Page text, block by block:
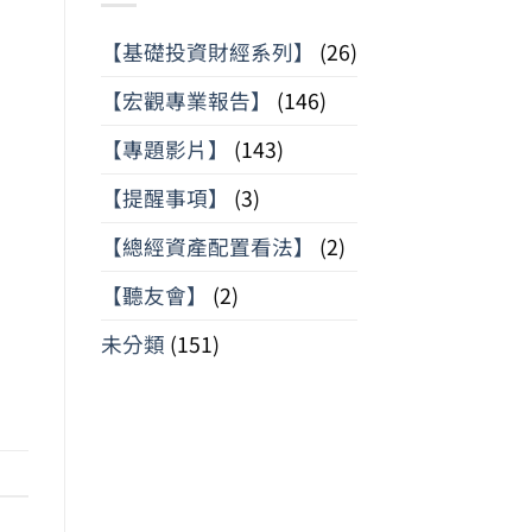
【基礎投資財經系列】
(26)
【宏觀專業報告】
(146)
【專題影片】
(143)
【提醒事項】
(3)
【總經資產配置看法】
(2)
【聽友會】
(2)
未分類 (151)